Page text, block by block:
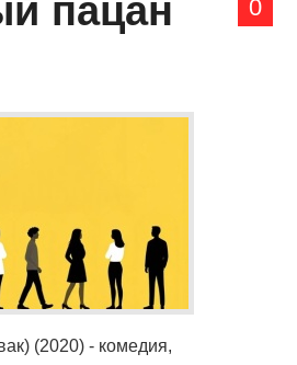
0
пацан
(2020) - комедия,